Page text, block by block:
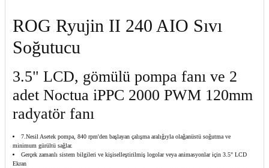
ROG Ryujin II 240 AIO Sıvı
Soğutucu
3.5" LCD, gömülü pompa fanı ve 2
adet Noctua iPPC 2000 PWM 120mm
radyatör fanı
7.Nesil Asetek pompa, 840 rpm'den başlayan çalışma aralığıyla olağanüstü soğutma ve
minimum gürültü sağlar.
Gerçek zamanlı sistem bilgileri ve kişiselleştirilmiş logolar veya animasyonlar için 3.5" LCD
Ekran